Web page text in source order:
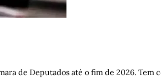
de Deputados até o fim de 2026. Tem